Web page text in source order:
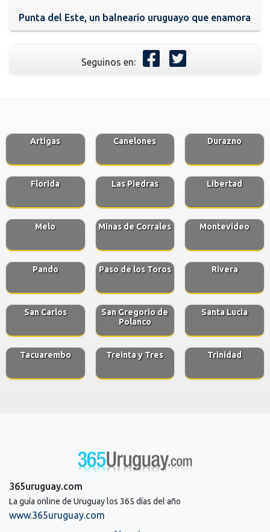
Punta del Este, un balneario uruguayo que enamora
Seguinos en:
Artigas Canelones Durazno
Florida Las Piedras Libertad
Melo Minas de Corrales Montevideo
Pando Paso de los Toros Rivera
San Carlos
San Gregorio de
Polanco
Santa Lucia
Tacuarembo Treinta y Tres Trinidad
365uruguay.com
La guía online de Uruguay los 365 días del año
www.365uruguay.com